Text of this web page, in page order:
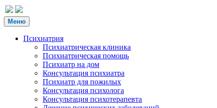
Меню
Психиатрия
Психиатрическая клиника
Психиатрическая помощь
Психиатр на дом
Консультация психиатра
Психиатр для пожилых
Консультация психолога
Консультация психотерапевта